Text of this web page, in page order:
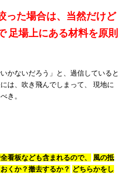
った場合は、当然だけど
足場上にある材料を原則
かないだろう」と、過信していると
は、吹き飛んでしまって、
現地に
き。
看板なども含まれるので、
風の抵
くか？撤去するか？ どちらかをし